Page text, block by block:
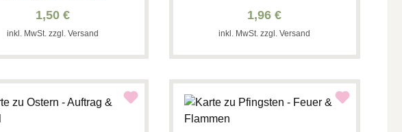
1,50 €
inkl. MwSt. zzgl. Versand
1,96 €
inkl. MwSt. zzgl. Versand